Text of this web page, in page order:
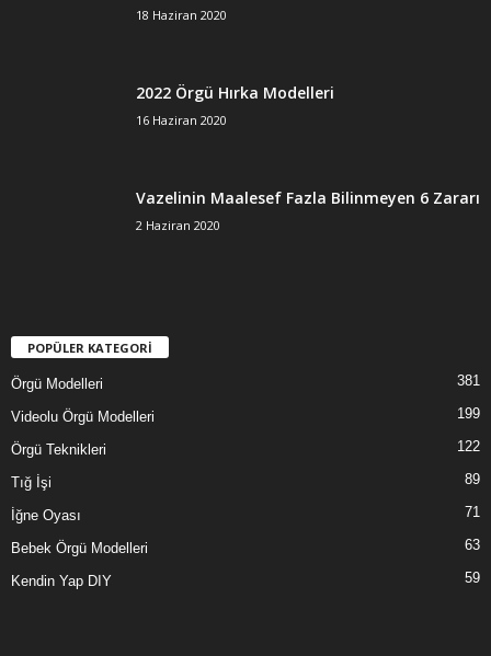
18 Haziran 2020
2022 Örgü Hırka Modelleri
16 Haziran 2020
Vazelinin Maalesef Fazla Bilinmeyen 6 Zararı
2 Haziran 2020
POPÜLER KATEGORİ
Örgü Modelleri 381
Videolu Örgü Modelleri 199
Örgü Teknikleri 122
Tığ İşi 89
İğne Oyası 71
Bebek Örgü Modelleri 63
Kendin Yap DIY 59